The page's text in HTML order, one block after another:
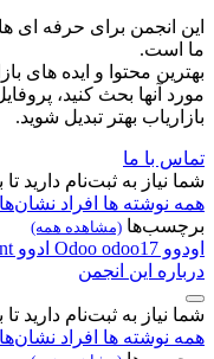
این انجمن برای حرفه ای
ما است.
بهترین محتوا و ایده های
مورد آنها بحث کنید،
بازاریاب بهتر تبدیل شوید.
تماس با ما
شما نیاز به ثبت‌نام دارید
همه نوشته ها افراد نشان‌ها
برچسب‌ها (مشاهده همه)
اودوو Odoo odoo17 ادوو
درباره این انجمن
شما نیاز به ثبت‌نام دارید
همه نوشته ها افراد نشان‌ها